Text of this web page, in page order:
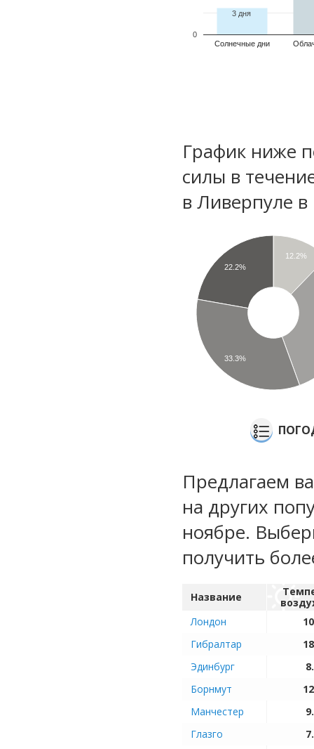
Солнечные дни
0
3 дня
График ниже
силы в
в Ливерпуле
12.2%
22.2%
33.3%
Предлагаем
на других
ноябре.
получить
Название
Лондон
Гибралтар
Эдинбург
Борнмут
Манчестер
Глазго